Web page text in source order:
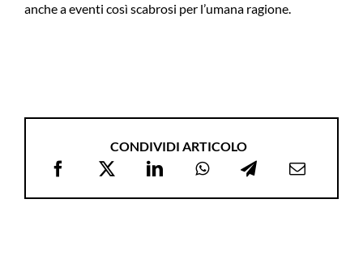
anche a eventi così scabrosi per l’umana ragione.
CONDIVIDI ARTICOLO